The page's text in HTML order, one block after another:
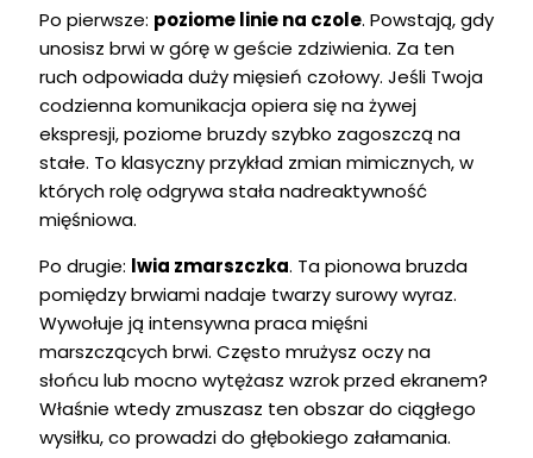
Po pierwsze: poziome linie na czole. Powstają, gdy
unosisz brwi w górę w geście zdziwienia. Za ten
ruch odpowiada duży mięsień czołowy. Jeśli Twoja
codzienna komunikacja opiera się na żywej
ekspresji, poziome bruzdy szybko zagoszczą na
stałe. To klasyczny przykład zmian mimicznych, w
których rolę odgrywa stała nadreaktywność
mięśniowa.
Po drugie: lwia zmarszczka. Ta pionowa bruzda
pomiędzy brwiami nadaje twarzy surowy wyraz.
Wywołuje ją intensywna praca mięśni
marszczących brwi. Często mrużysz oczy na
słońcu lub mocno wytężasz wzrok przed ekranem?
Właśnie wtedy zmuszasz ten obszar do ciągłego
wysiłku, co prowadzi do głębokiego załamania.